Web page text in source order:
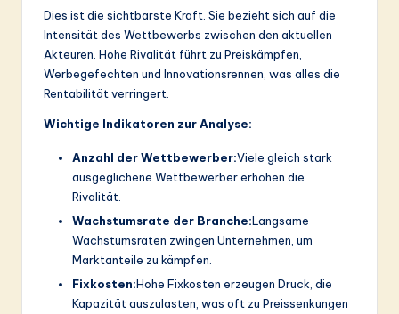
Dies ist die sichtbarste Kraft. Sie bezieht sich auf die
Intensität des Wettbewerbs zwischen den aktuellen
Akteuren. Hohe Rivalität führt zu Preiskämpfen,
Werbegefechten und Innovationsrennen, was alles die
Rentabilität verringert.
Wichtige Indikatoren zur Analyse:
Anzahl der Wettbewerber:Viele gleich stark
ausgeglichene Wettbewerber erhöhen die
Rivalität.
Wachstumsrate der Branche:Langsame
Wachstumsraten zwingen Unternehmen, um
Marktanteile zu kämpfen.
Fixkosten:Hohe Fixkosten erzeugen Druck, die
Kapazität auszulasten, was oft zu Preissenkungen